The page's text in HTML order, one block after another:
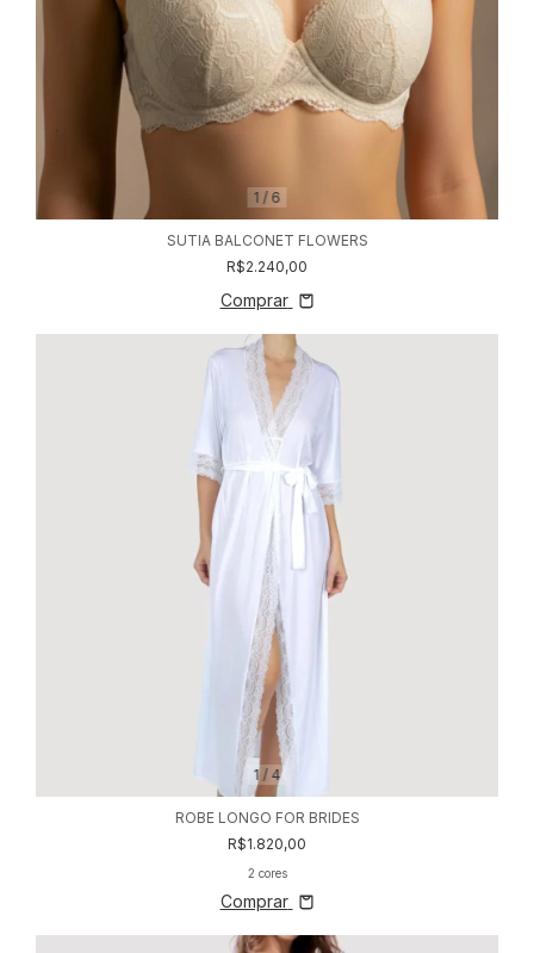
1 / 6
SUTIA BALCONET FLOWERS
R$2.240,00
Comprar
1/ 4
ROBE LONGO FOR BRIDES
R$1.820,00
2 cores
Comprar